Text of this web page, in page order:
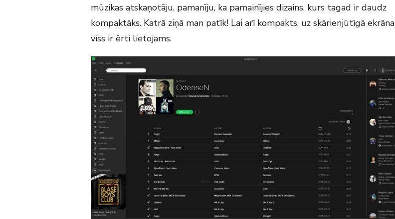
mūzikas atskaņotāju, pamanīju, ka pamainījies dizains, kurs tagad ir daudz
kompaktāks. Katrā ziņā man patīk! Lai arī kompakts, uz skārienjūtīgā ekrāna
viss ir ērti lietojams.